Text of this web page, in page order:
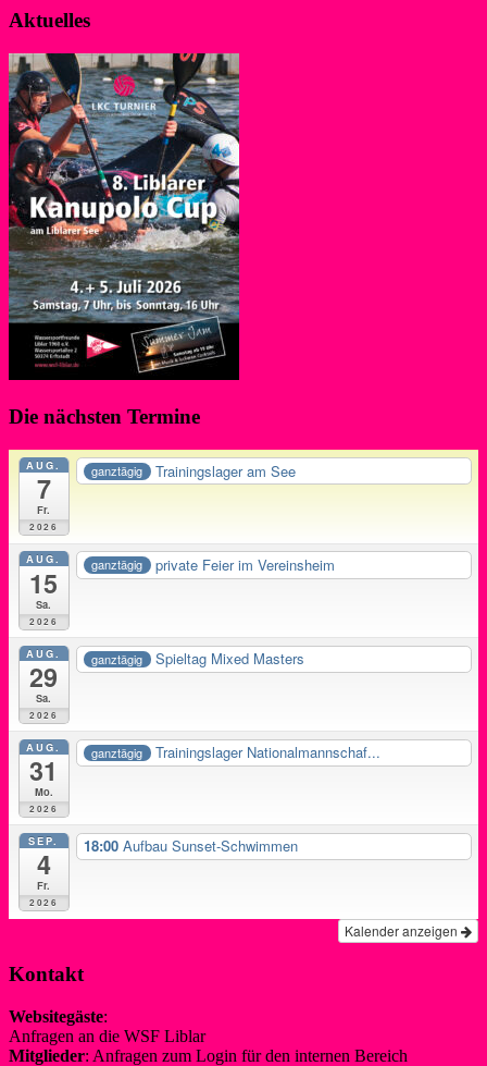
Aktuelles
Die nächsten Termine
AUG.
7
Fr.
2026
ganztägig Trainingslager am See
AUG.
15
Sa.
2026
ganztägig private Feier im Vereinsheim
AUG.
29
Sa.
2026
ganztägig Spieltag Mixed Masters
AUG.
31
Mo.
2026
ganztägig Trainingslager Nationalmannschaf...
SEP.
4
Fr.
2026
18:00 Aufbau Sunset-Schwimmen
Kalender anzeigen
Kontakt
Websitegäste:
Anfragen an die WSF Liblar
Mitglieder: Anfragen zum Login für den internen Bereich